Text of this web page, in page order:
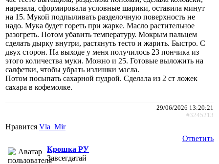
нарезала, сформировала условные шарики, оставила минут
на 15. Мукой подпыливать разделочную поверхность не
надо. Мука будет гореть при жарке. Масло растительное
разогреть. Потом убавить температуру. Мокрым пальцем
сделать дырку внутри, растянуть тесто и жарить. Быстро. С
двух сторон. На выходе у меня получилось 23 пончика из
этого количества муки. Можно и 25. Готовые выложить на
салфетки, чтобы убрать излишки масла.
Потом посыпать сахарной пудрой. Сделала из 2 ст ложек
сахара в кофемолке.
29/06/2026 13:20:21
#3245213
Нравится Vla_Mir
Ответить
Крошка РУ
Завсегдатай